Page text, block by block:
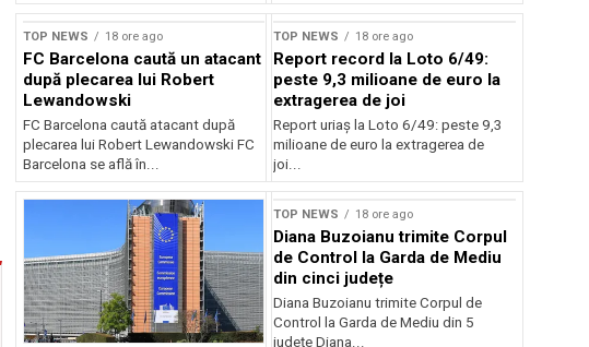
TOP NEWS 18 ore ago
FC Barcelona caută un atacant
după plecarea lui Robert
Lewandowski
FC Barcelona caută atacant după
plecarea lui Robert Lewandowski FC
Barcelona se află în...
TOP NEWS 18 ore ago
Report record la Loto 6/49:
peste 9,3 milioane de euro la
extragerea de joi
Report uriaș la Loto 6/49: peste 9,3
milioane de euro la extragerea de
joi...
TOP NEWS 18 ore ago
Diana Buzoianu trimite Corpul
de Control la Garda de Mediu
din cinci județe
Diana Buzoianu trimite Corpul de
Control la Garda de Mediu din 5
județe Diana...